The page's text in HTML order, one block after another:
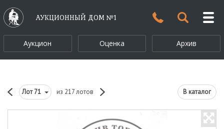
АУКЦИОННЫЙ ДОМ №1
Аукцион Оценка Архив
Лот71 из 217 лотов В каталог